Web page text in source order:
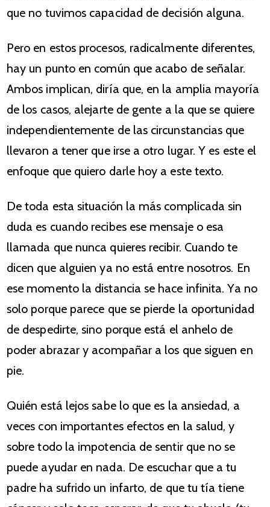
que no tuvimos capacidad de decisión alguna.
Pero en estos procesos, radicalmente diferentes,
hay un punto en común que acabo de señalar.
Ambos implican, diría que, en la amplia mayoría
de los casos, alejarte de gente a la que se quiere
independientemente de las circunstancias que
llevaron a tener que irse a otro lugar. Y es este el
enfoque que quiero darle hoy a este texto.
De toda esta situación la más complicada sin
duda es cuando recibes ese mensaje o esa
llamada que nunca quieres recibir. Cuando te
dicen que alguien ya no está entre nosotros. En
ese momento la distancia se hace infinita. Ya no
solo porque parece que se pierde la oportunidad
de despedirte, sino porque está el anhelo de
poder abrazar y acompañar a los que siguen en
pie.
Quién está lejos sabe lo que es la ansiedad, a
veces con importantes efectos en la salud, y
sobre todo la impotencia de sentir que no se
puede ayudar en nada. De escuchar que a tu
padre ha sufrido un infarto, de que tu tía tiene